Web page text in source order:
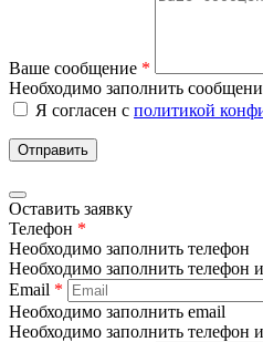
Ваше сообщение *
Необходимо заполнить
Я согласен с политикой
Отправить
Оставить заявку
Телефон *
Необходимо заполнить телефон
Необходимо заполнить телефон
Email *
Необходимо заполнить email
Необходимо заполнить телефон